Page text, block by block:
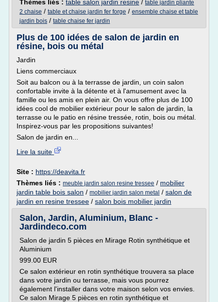
Thèmes liés : table salon jardin resine / table jardin pliante
2 chaise / table et chaise jardin fer forge / ensemble chaise et table
jardin bois / table chaise fer jardin
Plus de 100 idées de salon de jardin en
résine, bois ou métal
Jardin
Liens commerciaux
Soit au balcon ou à la terrasse de jardin, un coin salon
confortable invite à la détente et à l'amusement avec la
famille ou les amis en plein air. On vous offre plus de 100
idées cool de mobilier extérieur pour le salon de jardin, la
terrasse ou le patio en résine tressée, rotin, bois ou métal.
Inspirez-vous par les propositions suivantes!
Salon de jardin en...
Lire la suite
Site : https://deavita.fr
Thèmes liés : meuble jardin salon resine tressee / mobilier
jardin table bois salon / mobilier jardin salon metal / salon de
jardin en resine tressee / salon bois mobilier jardin
Salon, Jardin, Aluminium, Blanc -
Jardindeco.com
Salon de jardin 5 pièces en Mirage Rotin synthétique et
Aluminium
999.00 EUR
Ce salon extérieur en rotin synthétique trouvera sa place
dans votre jardin ou terrasse, mais vous pourrez
également l'installer dans votre maison selon vos envies.
Ce salon Mirage 5 pièces en rotin synthétique et